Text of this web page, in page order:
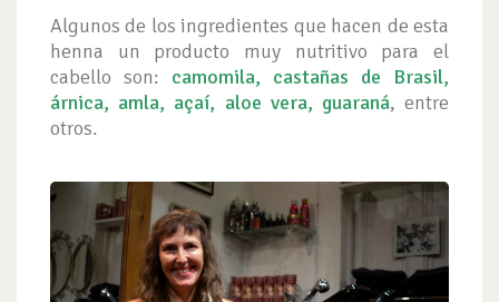
Algunos de los ingredientes que hacen de esta
henna un producto muy nutritivo para el
cabello son: camomila, castañas de Brasil,
árnica, amla, açaí, aloe vera, guaraná, entre
otros.